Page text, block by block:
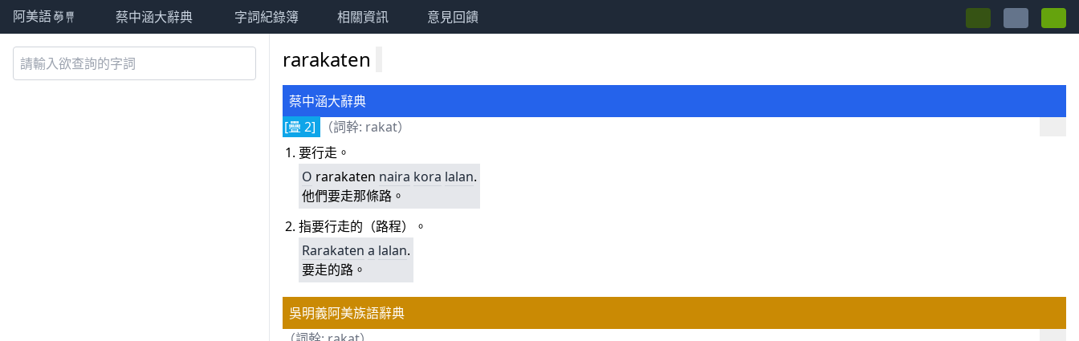
阿美語萌典 蔡中涵大辭典 字詞紀錄簿 相關資訊 意見回饋
rarakaten
蔡中涵大辭典
[疊 2]
（詞幹: rakat）
要行走。
O rarakaten naira kora lalan.
他們要走那條路。
指要行走的（路程）。
Rarakaten a lalan.
要走的路。
吳明義阿美族語辭典